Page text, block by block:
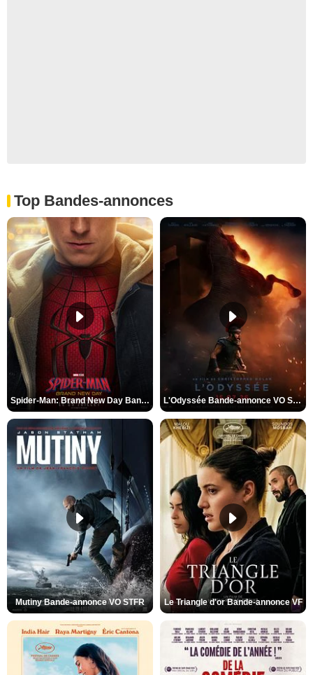
Top Bandes-annonces
Spider-Man: Brand New Day Bande-annonce VO STFR L'Odyssée Bande-annonce VO STFR
Mutiny Bande-annonce VO STFR Le Triangle d'or Bande-annonce VF